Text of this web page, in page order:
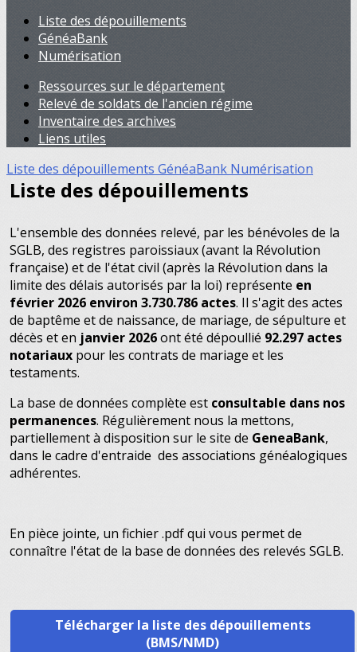
Liste des dépouillements
GénéaBank
Numérisation
Ressources sur le département
Relevé de soldats de l'ancien régime
Inventaire des archives
Liens utiles
Liste des dépouillements GénéaBank Numérisation
Liste des dépouillements
L'ensemble des données relevé, par les bénévoles de la
SGLB, des registres paroissiaux (avant la Révolution
française) et de l'état civil (après la Révolution dans la
limite des délais autorisés par la loi) représente en
février 2026 environ 3.730.786 actes. Il s'agit des actes
de baptême et de naissance, de mariage, de sépulture et
décès et en janvier 2026ont été dépoullié 92.297 actes
notariaux pour les contrats de mariage et les
testaments.
La base de données complète est consultable dans nos
permanences. Régulièrement nous la mettons,
partiellement à disposition sur le site de GeneaBank,
dans le cadre d'entraide des associations généalogiques
adhérentes.
En pièce jointe, un fichier .pdf qui vous permet de
connaître l'état de la base de données des relevés SGLB.
Télécharger la liste des dépouillements
(BMS/NMD)